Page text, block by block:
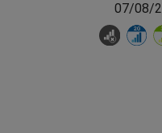
07/08/